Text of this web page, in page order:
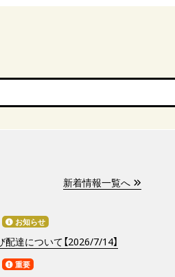
新着情報一覧へ
お知らせ
達について【2026/7/14】
重要